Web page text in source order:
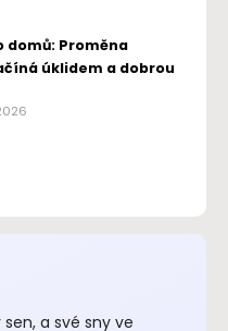
domů: Proměna
úklidem a dobrou
a své sny ve